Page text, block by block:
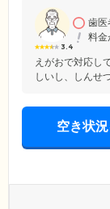
3.4
歯医
料金
えがおで対応し
しいし、しんせ
空き状